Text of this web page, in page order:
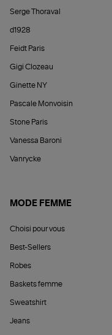
Serge Thoraval
d1928
Feidt Paris
Gigi Clozeau
Ginette NY
Pascale Monvoisin
Stone Paris
Vanessa Baroni
Vanrycke
MODE FEMME
Choisi pour vous
Best-Sellers
Robes
Baskets femme
Sweatshirt
Jeans